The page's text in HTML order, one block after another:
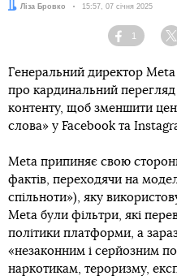
Автор:
Ліза Бровко Дата:
15:57, 07 січня 2025
Facebook
1
Генеральний директор
про кардинальний перегляд
контенту, щоб зменшити
слова» у Facebook та
Meta припиняє свою
фактів, переходячи на
спільноти»), яку
Meta були фільтри, які
політики платформи, а
«незаконним і серйозним
наркотикам, тероризму,